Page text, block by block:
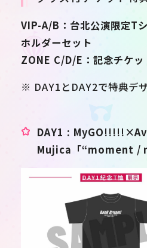
VIP-A/B：台北公演限定T
ホルダーセット
ZONE C/D/E：記念チケッ
※ DAY1とDAY2で特典デ
DAY1 :
Mujica「“moment /